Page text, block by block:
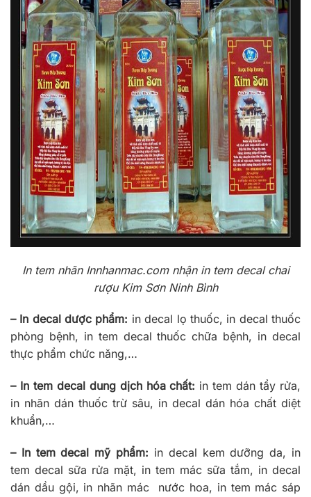
In tem nhãn Innhanmac.com nhận in tem decal chai
rượu Kim Sơn Ninh Bình
– In decal dược phẩm: in decal lọ thuốc, in decal thuốc
phòng bệnh, in tem decal thuốc chữa bệnh, in decal
thực phẩm chức năng,…
– In tem decal dung dịch hóa chất: in tem dán tẩy rửa,
in nhãn dán thuốc trừ sâu, in decal dán hóa chất diệt
khuẩn,…
– In tem decal mỹ phẩm: in decal kem dưỡng da, in
tem decal sữa rửa mặt, in tem mác sữa tắm, in decal
dán dầu gội, in nhãn mác nước hoa, in tem mác sáp